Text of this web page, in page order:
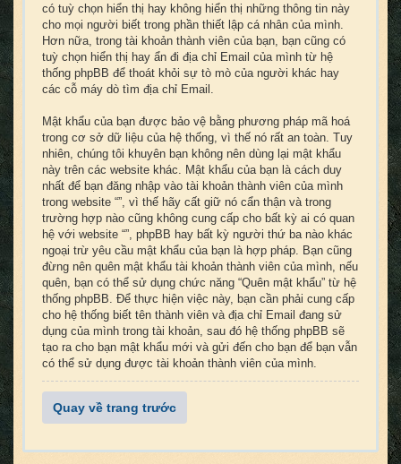
có tuỳ chọn hiển thị hay không hiển thị những thông tin này
cho mọi người biết trong phần thiết lập cá nhân của mình.
Hơn nữa, trong tài khoản thành viên của bạn, bạn cũng có
tuỳ chọn hiển thị hay ẩn đi địa chỉ Email của mình từ hệ
thống phpBB để thoát khỏi sự tò mò của người khác hay
các cỗ máy dò tìm địa chỉ Email.
Mật khẩu của bạn được bảo vệ bằng phương pháp mã hoá
trong cơ sở dữ liệu của hệ thống, vì thế nó rất an toàn. Tuy
nhiên, chúng tôi khuyên bạn không nên dùng lại mật khẩu
này trên các website khác. Mật khẩu của bạn là cách duy
nhất để bạn đăng nhập vào tài khoản thành viên của mình
trong website “”, vì thế hãy cất giữ nó cẩn thận và trong
trường hợp nào cũng không cung cấp cho bất kỳ ai có quan
hệ với website “”, phpBB hay bất kỳ người thứ ba nào khác
ngoại trừ yêu cầu mật khẩu của bạn là hợp pháp. Bạn cũng
đừng nên quên mật khẩu tài khoản thành viên của mình, nếu
quên, bạn có thể sử dụng chức năng “Quên mật khẩu” từ hệ
thống phpBB. Để thực hiện việc này, bạn cần phải cung cấp
cho hệ thống biết tên thành viên và địa chỉ Email đang sử
dụng của mình trong tài khoản, sau đó hệ thống phpBB sẽ
tạo ra cho bạn mật khẩu mới và gửi đến cho bạn để bạn vẫn
có thể sử dụng được tài khoản thành viên của mình.
Quay về trang trước